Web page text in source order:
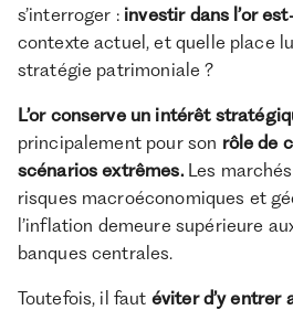
s’interroger : investir dans l’or
contexte actuel, et quelle place
stratégie patrimoniale ?
L’or conserve un intérêt
principalement pour son rôle de
scénarios extrêmes.Les
risques macroéconomiques et
l’inflation demeure supérieure
banques centrales.
Toutefois, il faut éviter d’y entrer